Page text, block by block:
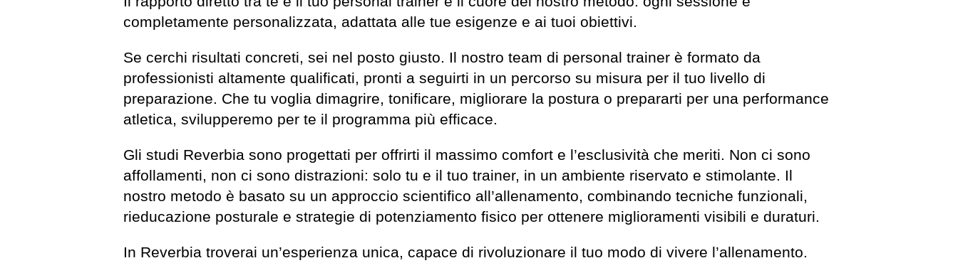
completamente personalizzata, adattata alle tue esigenze e ai tuoi obiettivi.
Se cerchi risultati concreti, sei nel posto giusto. Il nostro team di personal trainer è formato da
professionisti altamente qualificati, pronti a seguirti in un percorso su misura per il tuo livello di
preparazione. Che tu voglia dimagrire, tonificare, migliorare la postura o prepararti per una performance
atletica, svilupperemo per te il programma più efficace.
Gli studi Reverbia sono progettati per offrirti il massimo comfort e l’esclusività che meriti. Non ci sono
affollamenti, non ci sono distrazioni: solo tu e il tuo trainer, in un ambiente riservato e stimolante. Il
nostro metodo è basato su un approccio scientifico all’allenamento, combinando tecniche funzionali,
rieducazione posturale e strategie di potenziamento fisico per ottenere miglioramenti visibili e duraturi.
In Reverbia troverai un’esperienza unica, capace di rivoluzionare il tuo modo di vivere l’allenamento.